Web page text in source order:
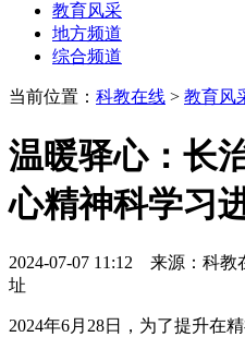
教育风采
地方频道
综合频道
当前位置： 科教在线 > 教育风
温暖驿心：长
心精神科学习
2024-07-07 11:12 来源：科
址
2024年6月28日，为了提升在